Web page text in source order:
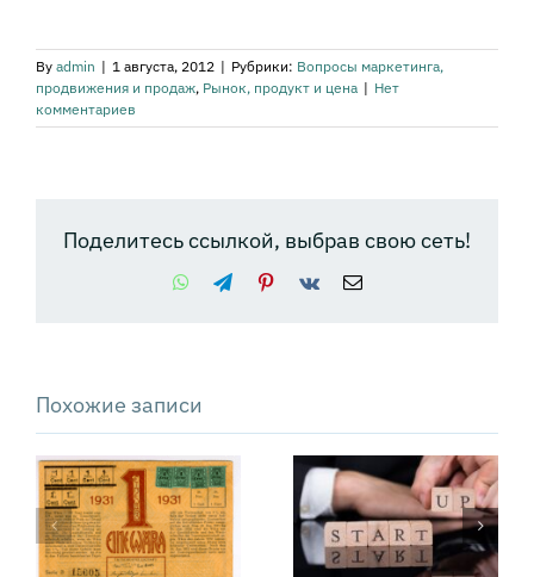
By admin | 1 августа, 2012 | Рубрики: Вопросы маркетинга,
продвижения и продаж, Рынок, продукт и цена | Нет
комментариев
Поделитесь ссылкой, выбрав свою сеть!
WhatsApp
TelegramPinterest
Vk Email
Похожие записи
Чек-лист
запуска
стартапа для
Как отличить
настоящее
конкурентное
преимущество